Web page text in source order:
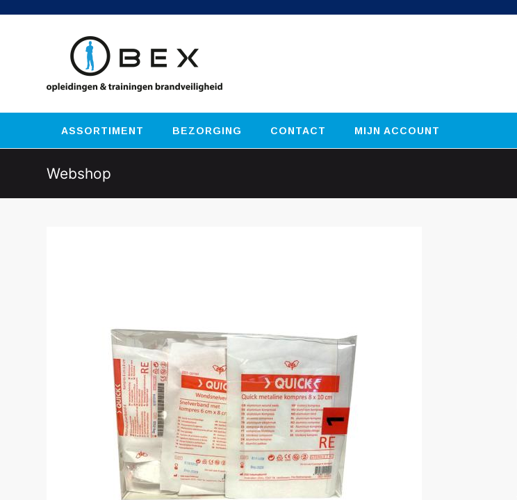
ASSORTIMENT BEZORGING CONTACT MIJN ACCOUNT
Webshop